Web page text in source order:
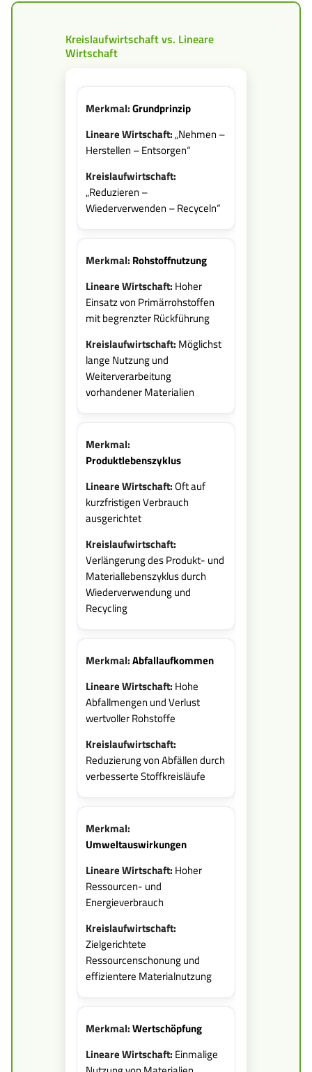
Kreislaufwirtschaft vs. Lineare
Wirtschaft
Grundprinzip
„Nehmen –
Herstellen – Entsorgen“
„Reduzieren –
Wiederverwenden – Recyceln“
Rohstoffnutzung
Hoher
Einsatz von Primärrohstoffen
mit begrenzter Rückführung
Möglichst
lange Nutzung und
Weiterverarbeitung
vorhandener Materialien
Produktlebenszyklus
Oft auf
kurzfristigen Verbrauch
ausgerichtet
Verlängerung des Produkt- und
Materiallebenszyklus durch
Wiederverwendung und
Recycling
Abfallaufkommen
Hohe
Abfallmengen und Verlust
wertvoller Rohstoffe
Reduzierung von Abfällen durch
verbesserte Stoffkreisläufe
Umweltauswirkungen
Hoher
Ressourcen- und
Energieverbrauch
Zielgerichtete
Ressourcenschonung und
effizientere Materialnutzung
Wertschöpfung
Einmalige